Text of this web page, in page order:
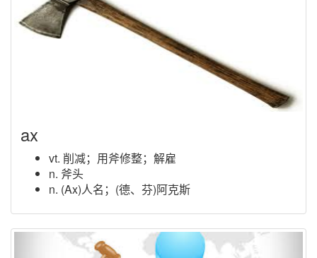
ax
vt. 削减；用斧修整；解雇
n. 斧头
n. (Ax)人名；(德、芬)阿克斯